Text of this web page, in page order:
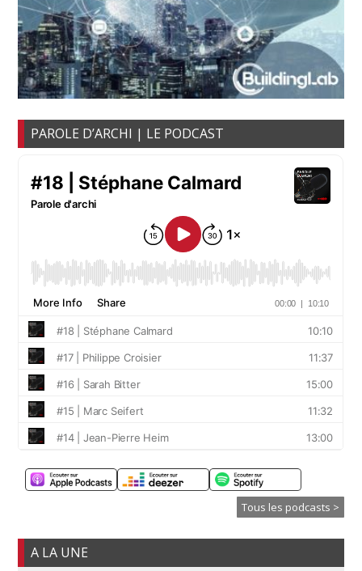
PAROLE D’ARCHI | LE PODCAST
Tous les podcasts >
A LA UNE